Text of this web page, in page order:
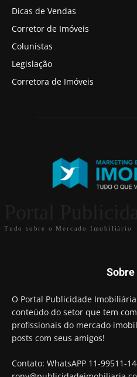
Dicas de Vendas
Corretor de Imóveis
Colunistas
Legislação
Corretora de Imóveis
Tudo sobre o Mercado Imobiliário
Sobre
O Portal Publicidade
conteúdo do setor que tem
profissionais do mercado
posts com seus amigos!
Contato: WhatsAPP 11-99511-